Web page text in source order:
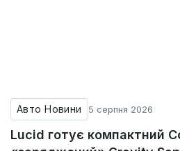
Авто Новини 5 серпня 2026
Lucid готує компактний